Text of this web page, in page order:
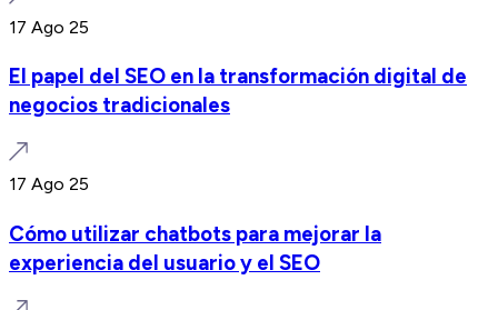
17 Ago 25
El papel del SEO en la transformación digital de
negocios tradicionales
17 Ago 25
Cómo utilizar chatbots para mejorar la
experiencia del usuario y el SEO